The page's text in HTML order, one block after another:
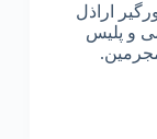
اراذل
و پلیس